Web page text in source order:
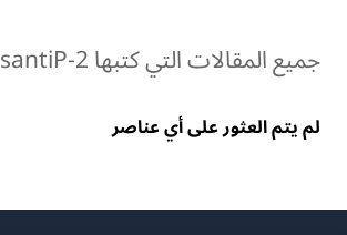
جميع المقالات التي كتبها santiP-2:
لم يتم العثور على أي عناصر